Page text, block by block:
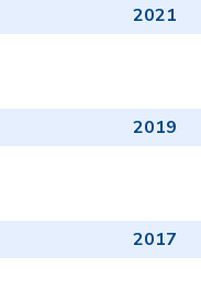
2021
2019
2017